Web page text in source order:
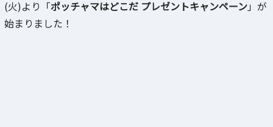
(火)より「ポッチャマはどこだ プレゼントキャンペーン」が
始まりました！